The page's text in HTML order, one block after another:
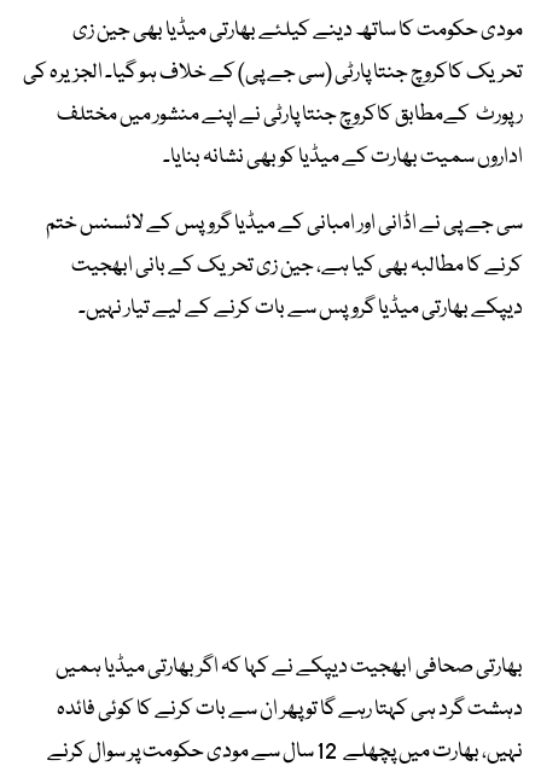
مودی حکومت کا ساتھ دینے کیلئے بھارتی میڈیا بھی جین زی
تحریک کاکروچ جنتا پارٹی (سی جے پی) کے خلاف ہو گیا۔ الجزیرہ کی
رپورٹ کےمطابق کاکروچ جنتا پارٹی نے اپنے منشور میں مختلف
اداروں سمیت بھارت کے میڈیا کو بھی نشانہ بنایا۔
سی جے پی نے اڈانی اور امبانی کے میڈیا گروپس کے لائسنس ختم
کرنے کا مطالبہ بھی کیا ہے، جین زی تحریک کے بانی ابھجیت
دیپکے بھارتی میڈیا گروپس سے بات کرنے کے لیے تیار نہیں۔
بھارتی صحافی ابھجیت دیپکے نے کہا کہ اگر بھارتی میڈیا ہمیں
دہشت گرد ہی کہتا رہے گا تو پھر ان سے بات کرنے کا کوئی فائدہ
نہیں، بھارت میں پچھلے 12 سال سے مودی حکومت پر سوال کرنے